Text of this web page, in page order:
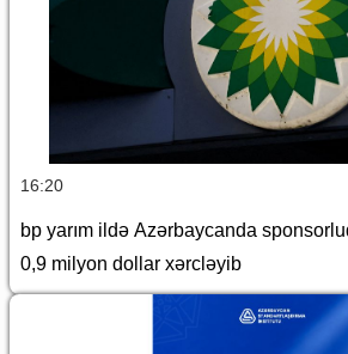
16:20
bp yarım ildə Azərbaycanda
0,9 milyon dollar xərcləyib